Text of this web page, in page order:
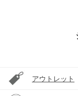
アウトレット